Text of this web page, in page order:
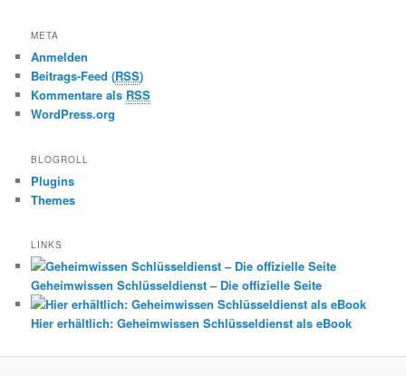
META
Anmelden
Beitrags-Feed (RSS)
Kommentare als RSS
WordPress.org
BLOGROLL
Plugins
Themes
LINKS
Geheimwissen Schlüsseldienst – Die offizielle Seite
Hier erhältlich: Geheimwissen Schlüsseldienst als eBook